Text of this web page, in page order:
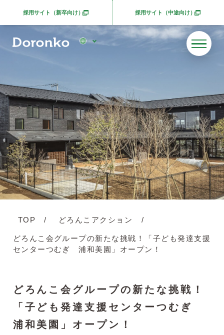
採用サイト（新卒向け）別ウィンドウで開きます 採用サイト（中途向け）別ウィンドウで開きま
TOP どろんこアクション
どろんこ会グループの新たな挑戦！「子ども発達支援
センターつむぎ 浦和美園」オープン！
どろんこ会グループの新たな挑戦！
「子ども発達支援センターつむぎ
浦和美園」オープン！